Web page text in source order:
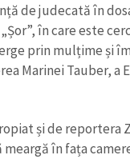
de judecată în
în care este
prin mulțime și
Marinei Tauber, a
și de reportera
în fața
titlu